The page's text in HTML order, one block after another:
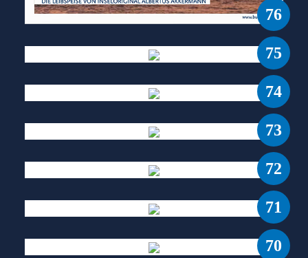
76
75
74
73
72
71
70